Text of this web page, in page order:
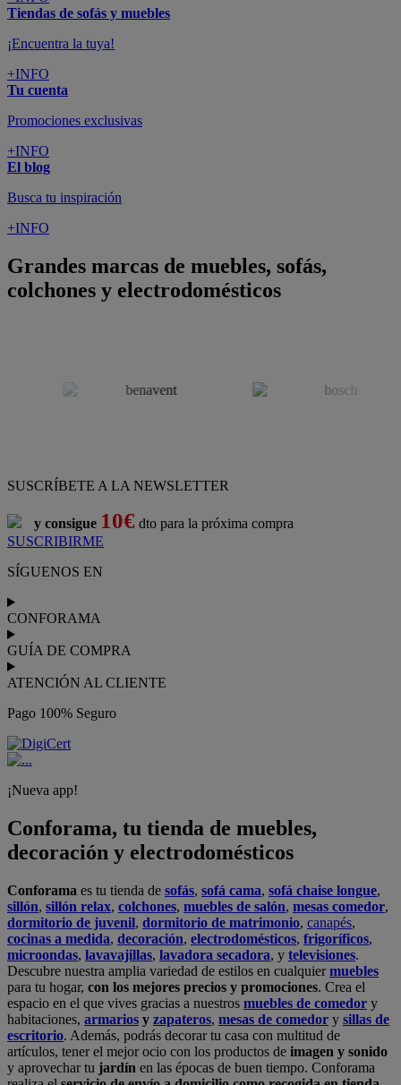
Tiendas de sofás y muebles
¡Encuentra la tuya!
+INFO
Tu cuenta
Promociones exclusivas
+INFO
El blog
Busca tu inspiración
+INFO
Grandes marcas de muebles, sofás,
colchones y electrodomésticos
SUSCRÍBETE A LA NEWSLETTER
y consigue 10€ dto para la próxima compra
SUSCRIBIRME
SÍGUENOS EN
CONFORAMA
GUÍA DE COMPRA
ATENCIÓN AL CLIENTE
Pago 100% Seguro
¡Nueva app!
Conforama, tu tienda de muebles,
decoración y electrodomésticos
Conforama es tu tienda de sofás, sofá cama, sofá chaise longue,
sillón, sillón relax, colchones, muebles de salón, mesas comedor,
dormitorio de juvenil, dormitorio de matrimonio, canapés,
cocinas a medida, decoración, electrodomésticos, frigoríficos,
microondas, lavavajillas, lavadora secadora, y televisiones.
Descubre nuestra amplia variedad de estilos en cualquiermuebles
para tu hogar, con los mejores precios y promociones. Crea el
espacio en el que vives gracias a nuestros muebles de comedor y
habitaciones, armarios y zapateros, mesas de comedor y sillas de
escritorio. Además, podrás decorar tu casa con multitud de
artículos, tener el mejor ocio con los productos de imagen y sonido
y aprovechar tu jardín en las épocas de buen tiempo. Conforama